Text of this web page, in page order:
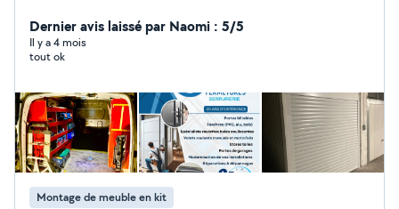
ma priorité N'hésitez pas à me contacter pour vos
problèmes fenêtre, volet, roulant, STORES, toile, porte
de garage et bien entendu tout ce qui touche à la
Dernier avis laissé par Naomi : 5/5
Il y a 4 mois
tout ok
Montage de meuble en kit